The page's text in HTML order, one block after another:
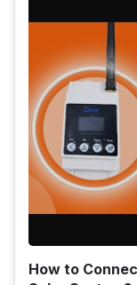
How to